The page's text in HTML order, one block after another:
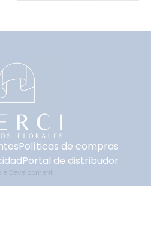
Políticas de compras
Portal de distribudor
Development